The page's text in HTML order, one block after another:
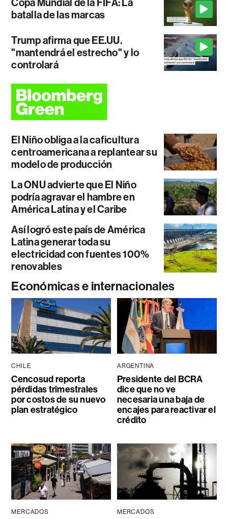
batalla de las marcas
Trump afirma que EE.UU.
"mantendrá el estrecho" y lo
controlará
El Niño obliga a la caficultura
centroamericana a replantear su
modelo de producción
La ONU advierte que El Niño
podría agravar el hambre en
América Latina y el Caribe
Así logró este país de América
Latina generar toda su
electricidad con fuentes 100%
renovables
Económicas e internacionales
CHILE
Cencosud reporta
pérdidas trimestrales
por costos de su nuevo
plan estratégico
ARGENTINA
Presidente del BCRA
dice que no ve
necesaria una baja de
encajes para reactivar el
crédito
MERCADOS MERCADOS